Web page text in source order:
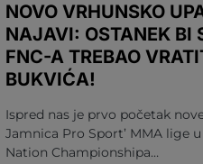
NOVO VRHUNSKO
NAJAVI: OSTANEK BI
FNC-A TREBAO
BUKVIĆA!
Ispred nas je prvo početak
Jamnica Pro Sport’ MMA lige
Nation Championshipa…